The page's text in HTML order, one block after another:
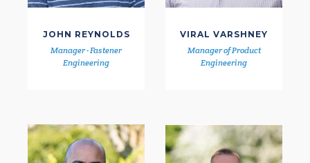
JOHN REYNOLDS
Manager - Fastener
Engineering
VIRAL VARSHNEY
Manager of Product
Engineering